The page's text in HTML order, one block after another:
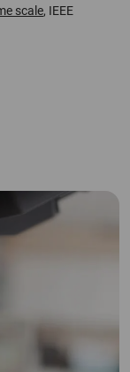
scale, IEEE